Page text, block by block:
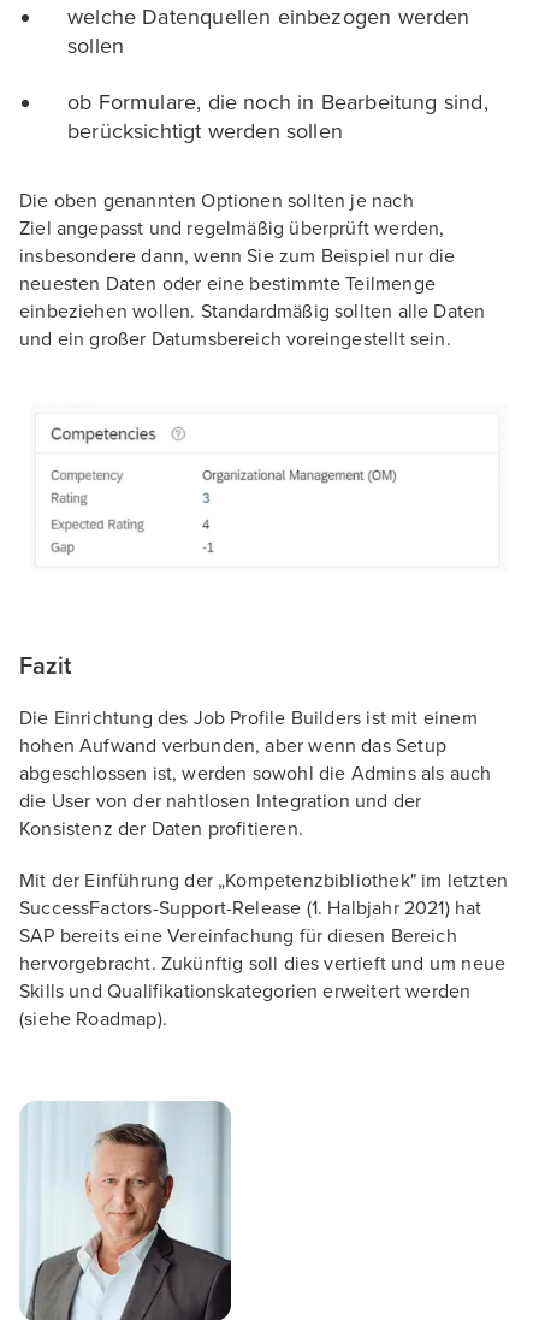
welche Datenquellen einbezogen werden
sollen
ob Formulare, die noch in Bearbeitung sind,
berücksichtigt werden sollen
Die oben genannten Optionen sollten je nach
Ziel angepasst und regelmäßig überprüft werden,
insbesondere dann, wenn Sie zum Beispiel nur die
neuesten Daten oder eine bestimmte Teilmenge
einbeziehen wollen. Standardmäßig sollten alle Daten
und ein großer Datumsbereich voreingestellt sein.
Fazit
Die Einrichtung des Job Profile Builders ist mit einem
hohen Aufwand verbunden, aber wenn das Setup
abgeschlossen ist, werden sowohl die Admins als auch
die User von der nahtlosen Integration und der
Konsistenz der Daten profitieren.
Mit der Einführung der „Kompetenzbibliothek" im letzten
SuccessFactors-Support-Release (1. Halbjahr 2021) hat
SAP bereits eine Vereinfachung für diesen Bereich
hervorgebracht. Zukünftig soll dies vertieft und um neue
Skills und Qualifikationskategorien erweitert werden
(siehe Roadmap).